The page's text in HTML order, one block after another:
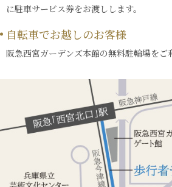
に駐車サービス券をお渡しします。
自転車でお越しのお客様
阪急西宮ガーデンズ本館の無料駐輪場をご